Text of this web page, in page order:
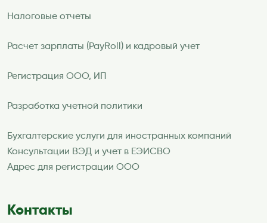
Налоговые отчеты
Расчет зарплаты (PayRoll) и кадровый учет
Регистрация ООО, ИП
Разработка учетной политики
Бухгалтерские услуги для иностранных компаний
Консультации ВЭД и учет в ЕЭИСВО
Адрес для регистрации ООО
Контакты